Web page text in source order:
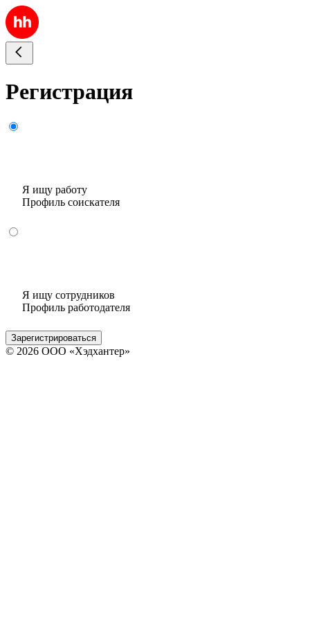
Регистрация
Я ищу работу
Профиль соискателя
Я ищу сотрудников
Профиль работодателя
Зарегистрироваться
© 2026 ООО «Хэдхантер»